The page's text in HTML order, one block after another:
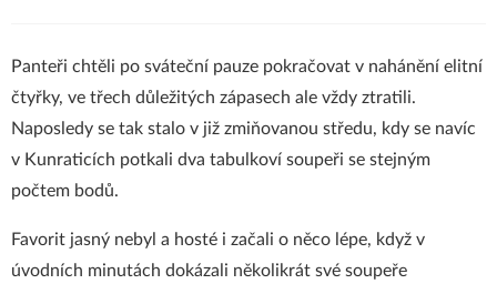
Panteři chtěli po sváteční pauze pokračovat v nahánění elitní
čtyřky, ve třech důležitých zápasech ale vždy ztratili.
Naposledy se tak stalo v již zmiňovanou středu, kdy se navíc
v Kunraticích potkali dva tabulkoví soupeři se stejným
počtem bodů.
Favorit jasný nebyl a hosté i začali o něco lépe, když v
úvodních minutách dokázali několikrát své soupeře